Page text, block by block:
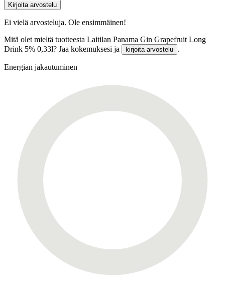
Kirjoita arvostelu
Ei vielä arvosteluja. Ole ensimmäinen!
Mitä olet mieltä tuotteesta Laitilan Panama Gin Grapefruit Long
Drink 5% 0,33l? Jaa kokemuksesi ja
kirjoita arvostelu .
Energian jakautuminen